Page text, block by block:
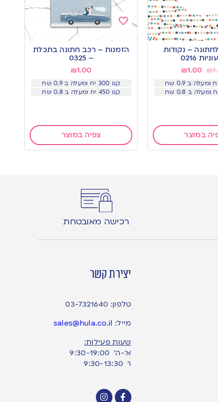
– נקודות
0216
₪
₪1.00
במוצר
to
הזמנות – רכב חתונה בתכלת
– 0325
₪1.00
קנו 300 יח ומעלה ב 0.9 שח
קנו 450 יח ומעלה ב 0.8 שח
צפיה במוצר
רכישה מאובטחת
יצירת קשר
טלפון: 03-7321640
מייל: sales@hula.co.il
שעות פעילות:
א’-ה’ 9:30-19:00
ו׳ 9:30-13:30